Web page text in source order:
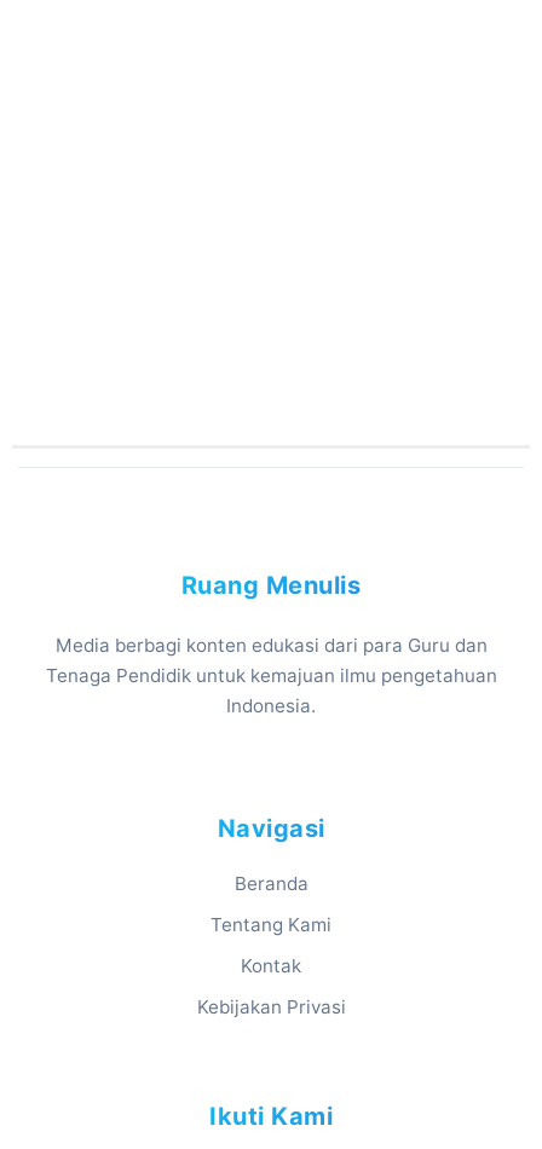
Ruang Menulis
Media berbagi konten edukasi dari para Guru dan
Tenaga Pendidik untuk kemajuan ilmu pengetahuan
Indonesia.
Navigasi
Beranda
Tentang Kami
Kontak
Kebijakan Privasi
Ikuti Kami